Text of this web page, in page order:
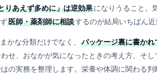
りあえず多めに」は逆効果になりうること。
医師・薬剤師に相談するのが結局いちばん近
かな分類だけでなく、
パッケージ裏に書か
せ、おなかが気になったときの考え方、そし
の実務を整理します。栄養や体調に関わる